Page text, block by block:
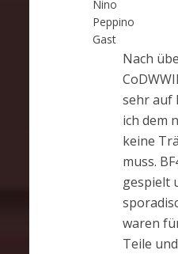
Nino
Peppino
Gast
Nach
sehr auf
ich dem
keine
muss.
gespielt
waren
Teile